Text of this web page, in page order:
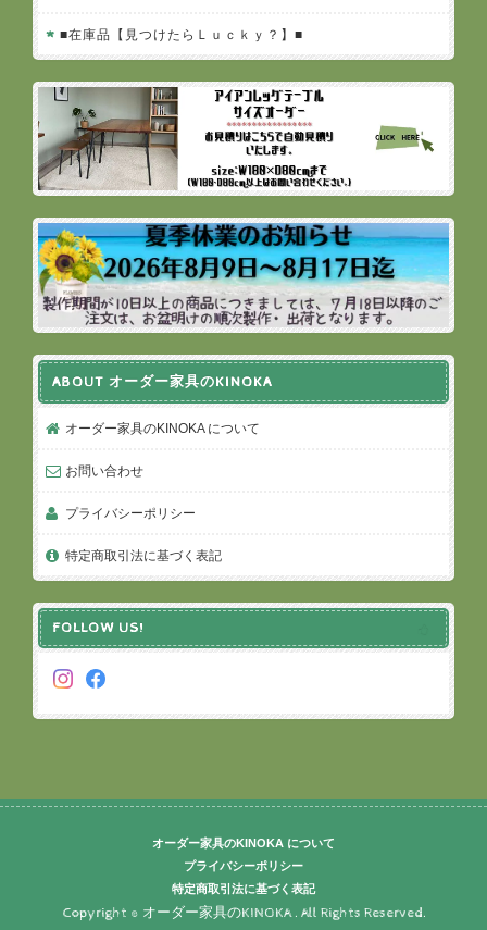
■在庫品【見つけたらＬｕｃｋｙ？】■
ABOUT オーダー家具のKINOKA
オーダー家具のKINOKA について
お問い合わせ
プライバシーポリシー
特定商取引法に基づく表記
FOLLOW US!
オーダー家具のKINOKA について
プライバシーポリシー
特定商取引法に基づく表記
Copyright © オーダー家具のKINOKA . All Rights Reserved.